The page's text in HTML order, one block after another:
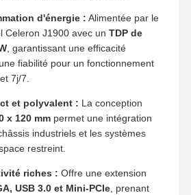
d'énergie : Alimentée par le
Celeron J1900 avec un TDP de
, garantissant une efficacité
fiabilité pour un fonctionnement
7j/7.
et polyvalent : La conception
x 120 mmpermet une intégration
industriels et les systèmes
restreint.
riches : Offre une extension
USB 3.0 et Mini-PCIe, prenant